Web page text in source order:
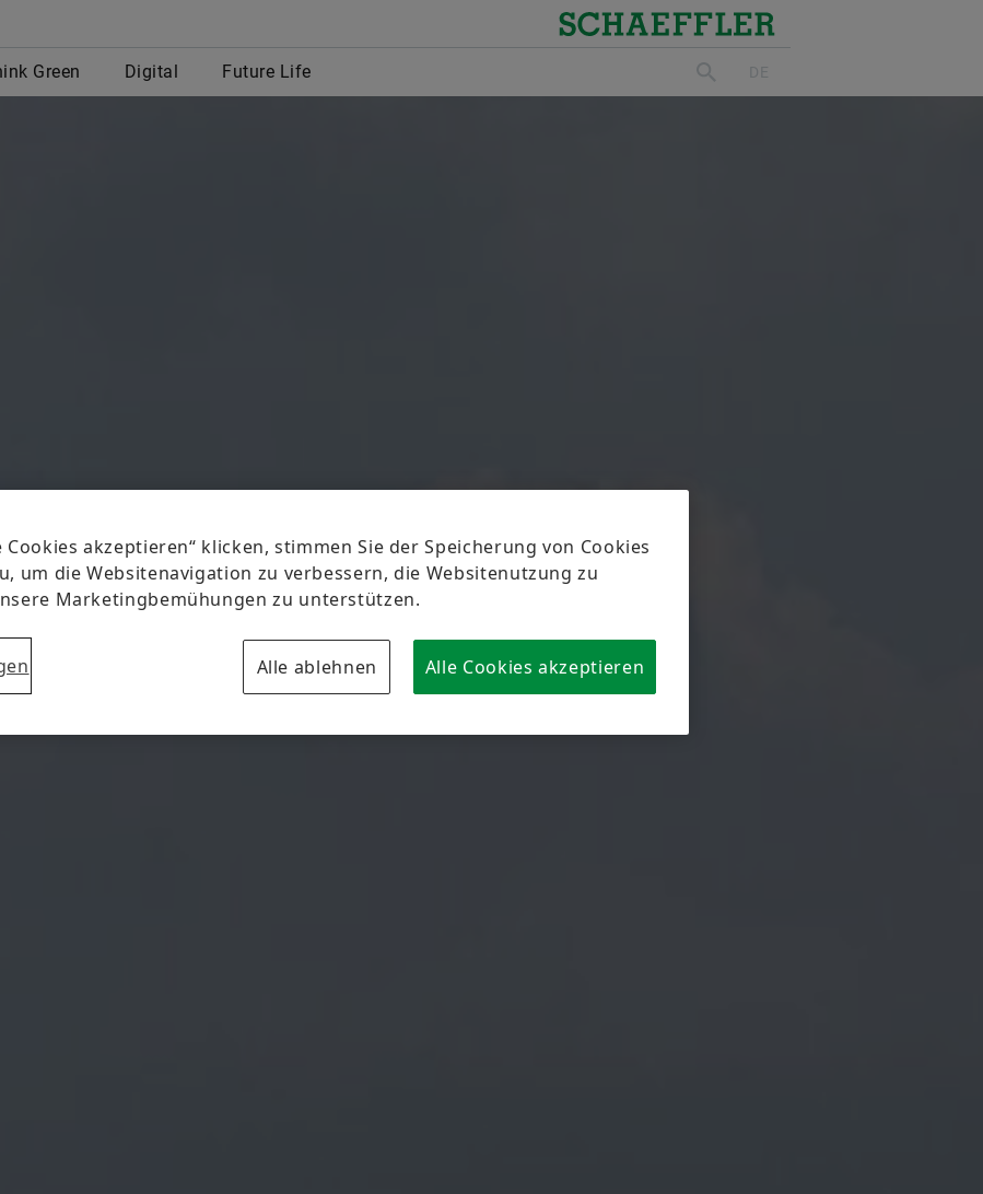
Schaeffler
Green Digital Future Life suchenDE
Cookies akzeptieren“ klicken, stimmen Sie der Speicherung von Cookies
um die Websitenavigation zu verbessern, die Websitenutzung zu
Marketingbemühungen zu unterstützen.
Alle ablehnen Alle Cookies akzeptieren